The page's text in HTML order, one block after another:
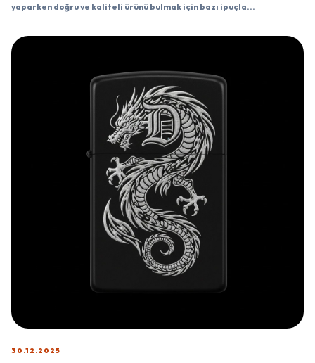
yaparken doğru ve kaliteli ürünü bulmak için bazı ipuçla...
30.12.2025